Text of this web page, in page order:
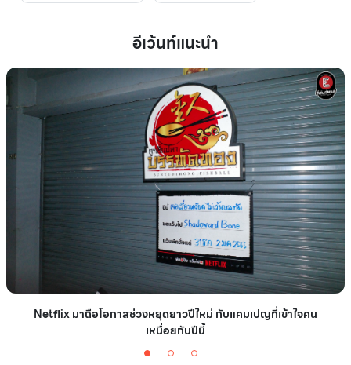
อีเว้นท์แนะนำ
Netflix มาถือโอกาสช่วงหยุดยาวปีใหม่ กับแคมเปญที่เข้าใจคน
เหนื่อยกับปีนี้